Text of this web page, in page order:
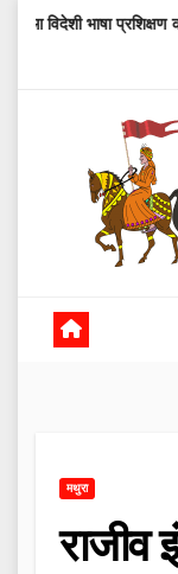
Skip
भाषा प्रशिक्षण का पंजीकरण।
मथुरा